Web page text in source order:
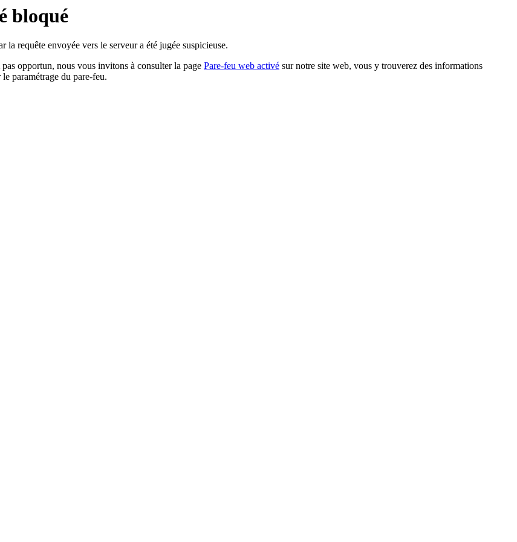
bloqué
requête envoyée vers le serveur a été jugée suspicieuse.
opportun, nous vous invitons à consulter la page Pare-feu web activé sur notre site web, vous y trouverez des informations
paramétrage du pare-feu.